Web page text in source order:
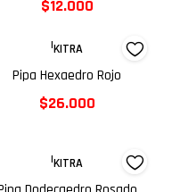
$12.000
|KITRA
Pipa Hexaedro Rojo
$26.000
|KITRA